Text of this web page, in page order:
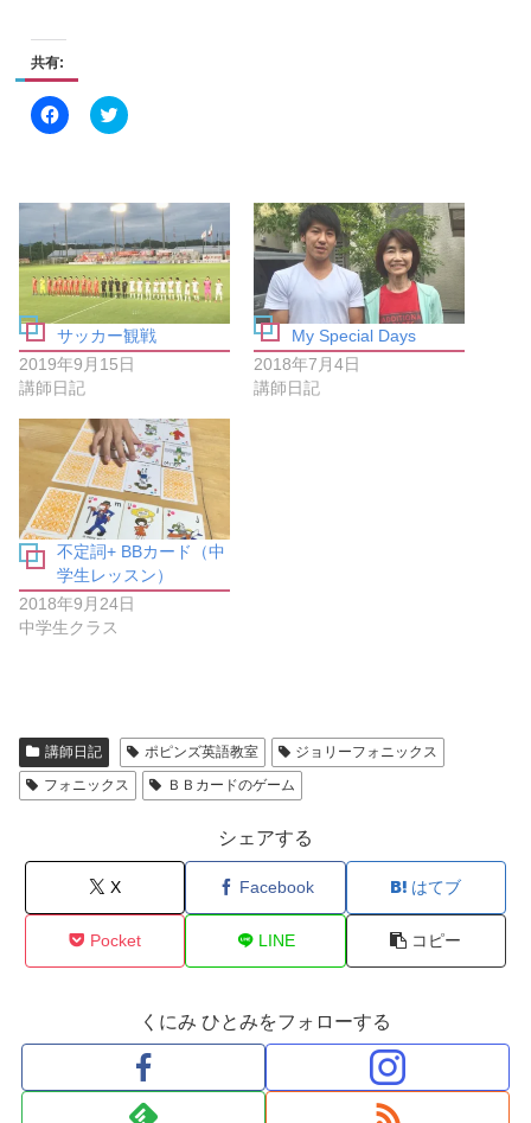
共有:
F
a
o
k
共
有
す
る
に
は
ク
リ
ッ
ク
て
く
だ
さ
い
(
新
し
い
ウ
ィ
ン
ド
ウ
で
ク
リ
T
w
i
t
t
e
r
で
共
有
(
新
ウ
ィ
ン
ド
ウ
で
開
き
ま
す
)
サッカー観戦
2019年9月15日
講師日記
My Special Days
2018年7月4日
講師日記
不定詞+ BBカード（中
学生レッスン）
2018年9月24日
中学生クラス
講師日記 ポピンズ英語教室
ジョリーフォニックス
フォニックス
ＢＢカードのゲーム
シェアする
X Facebook はてブ
Pocket LINE コピー
くにみ ひとみをフォローする